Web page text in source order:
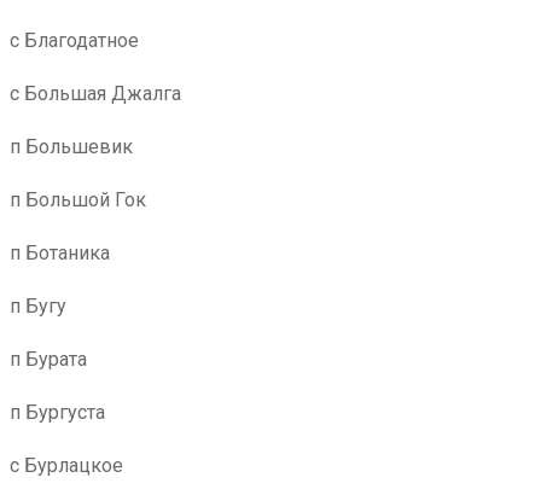
с Благодатное
с Большая Джалга
п Большевик
п Большой Гок
п Ботаника
п Бугу
п Бурата
п Бургуста
с Бурлацкое